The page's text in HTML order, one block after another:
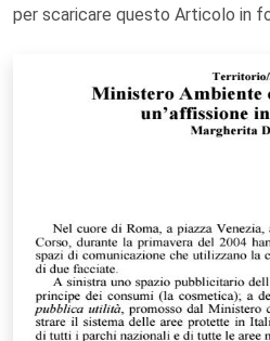
per scaricare questo Articolo in